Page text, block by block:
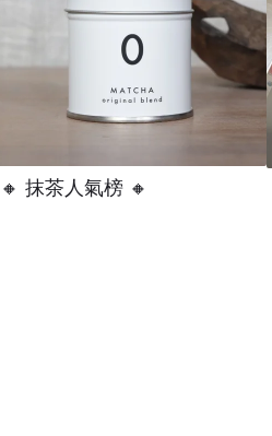
🔸 抹茶人氣榜 🔸
大人的理想書桌
中秋節禮物